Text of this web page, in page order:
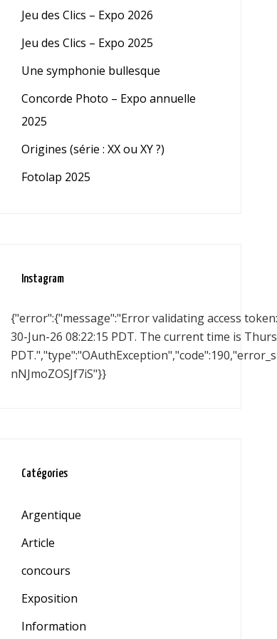
Jeu des Clics – Expo 2026
Jeu des Clics – Expo 2025
Une symphonie bullesque
Concorde Photo – Expo annuelle
2025
Origines (série : XX ou XY ?)
Fotolap 2025
Instagram
{"error":{"message":"Error validating access
30-Jun-26 08:22:15 PDT. The current time is
nNJmoZOSJf7iS"}}
Catégories
Argentique
Article
concours
Exposition
Information